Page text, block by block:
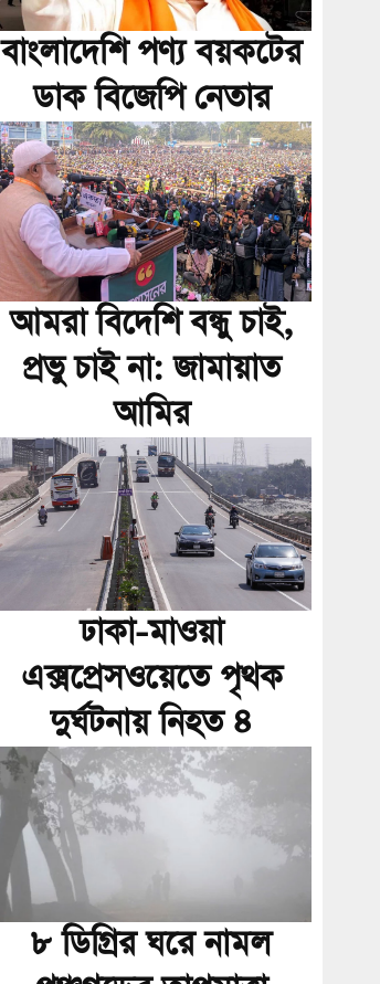
বাংলাদেশি পণ্য বয়কটের
ডাক বিজেপি নেতার
আমরা বিদেশি বন্ধু চাই,
প্রভু চাই না: জামায়াত
আমির
ঢাকা-মাওয়া
এক্সপ্রেসওয়েতে পৃথক
দুর্ঘটনায় নিহত ৪
৮ ডিগ্রির ঘরে নামল